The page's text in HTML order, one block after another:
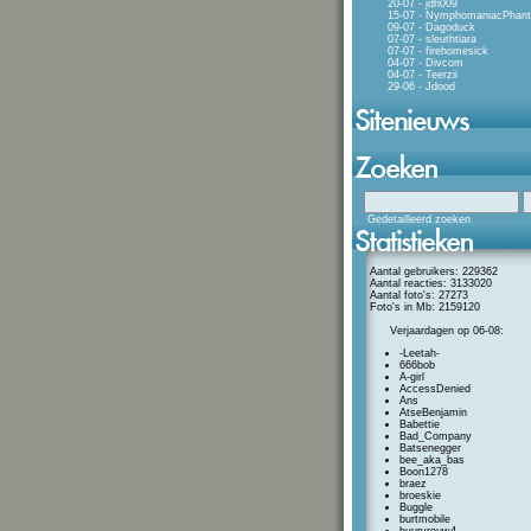
20-07 - jdh009
15-07 -
09-07 - Dagoduck
07-07 - sleuthtiara
07-07 - firehomesick
04-07 - Divcom
04-07 - Teerzii
29-06 - Jdood
Gedetailleerd zoeken
Aantal gebruikers: 229362
Aantal reacties: 3133020
Aantal foto's: 27273
Foto's in Mb: 2159120
Verjaardagen op 06-08:
-Leetah-
666bob
A-girl
AccessDenied
Ans
AtseBenjamin
Babettie
Bad_Company
Batsenegger
bee_aka_bas
Boon1278
braez
broeskie
Buggle
burtmobile